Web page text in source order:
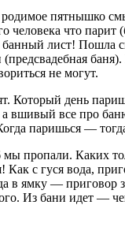
пятнышко
человека что парит
банный лист! Пошла
не могут.
Который день
вшивый все про
паришься —
мы пропали. Каких
Как с гуся вода,
в ямку — приговор
Из бани идет —